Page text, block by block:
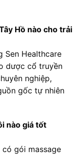
Hồ nào cho trải
Sen Healthcare
dược cổ truyền
nghiệp,
gốc tự nhiên
nào giá tốt
gói massage